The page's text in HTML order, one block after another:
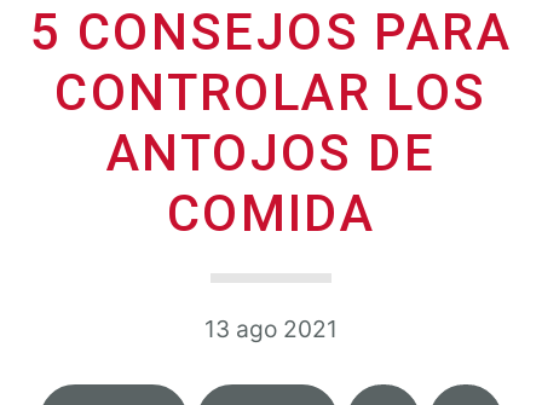
5 CONSEJOS PARA
CONTROLAR LOS
ANTOJOS DE
COMIDA
13 ago 2021